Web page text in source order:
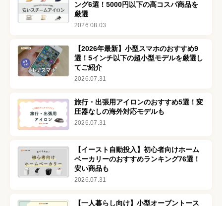
ング6選！5000円以下の高コスパ商品を
厳選
2026.08.03
【2026年最新】小型スマホのおすすめ9
選！5インチ以下の超小型モデルを厳選し
てご紹介
2026.07.31
旅行・出張用アイロンのおすすめ5選！変
圧器なしの海外対応モデルも
2026.07.31
【イースト自動投入】初心者向けホーム
ベーカリーのおすすめランキング76選！
安い商品も
2026.07.31
【一人暮らし向け】小型オーブントース